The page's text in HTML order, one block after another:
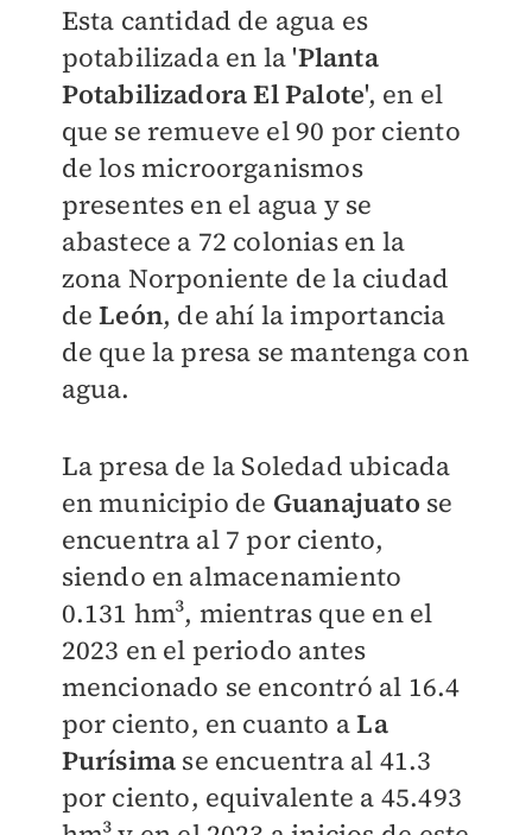
Esta cantidad de agua es
potabilizada en la 'Planta
Potabilizadora El Palote', en el
que se remueve el 90 por ciento
de los microorganismos
presentes en el agua y se
abastece a 72 colonias en la
zona Norponiente de la ciudad
deLeón, de ahí la importancia
de que la presa se mantenga con
agua.
La presa de la Soledad ubicada
en municipio de Guanajuato se
encuentra al 7 por ciento,
siendo en almacenamiento
0.131 hm³, mientras que en el
2023 en el periodo antes
mencionado se encontró al 16.4
por ciento, en cuanto aLa
Purísima se encuentra al 41.3
por ciento, equivalente a 45.493